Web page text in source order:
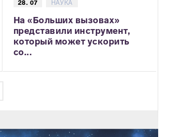
28. 07 НАУКА
На «Больших вызовах»
представили инструмент,
который может ускорить
со...